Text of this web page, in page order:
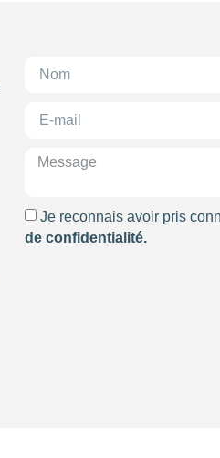
Je reconnais avoir pris
de confidentialité.